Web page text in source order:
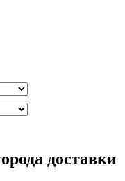
доставки